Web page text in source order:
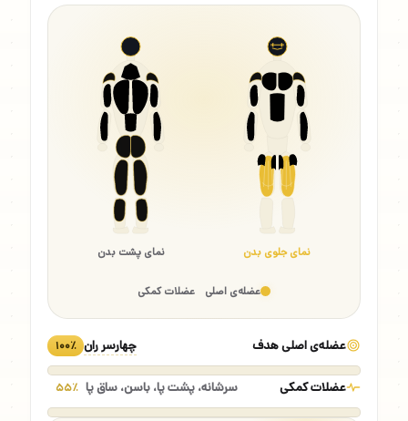
نمای جلوی بدن نمای پشت بدن
عضله‌ی اصلی عضلات کمکی
عضله‌ی اصلی هدف چهارسر ران ۱۰۰٪
عضلات کمکی سرشانه، پشت پا، باسن، ساق پا ۵۵٪